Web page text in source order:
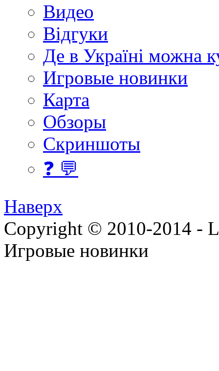
Видео
Відгуки
Де в Україні можна
Игровые новинки
Карта
Обзоры
Скриншоты
❓ 💬
Наверх
Copyright © 2010-2014 -
Игровые новинки